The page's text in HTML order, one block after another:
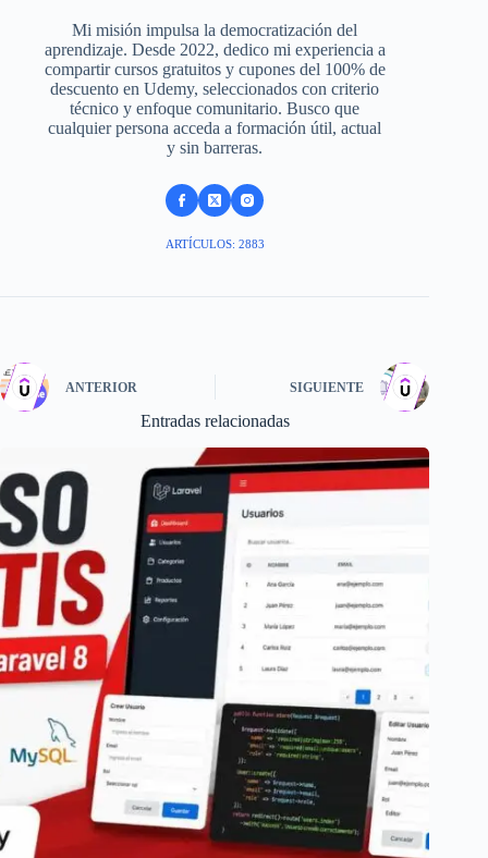
Mi misión impulsa la democratización del
aprendizaje. Desde 2022, dedico mi experiencia a
compartir cursos gratuitos y cupones del 100% de
descuento en Udemy, seleccionados con criterio
técnico y enfoque comunitario. Busco que
cualquier persona acceda a formación útil, actual
y sin barreras.
ARTÍCULOS: 2883
ANTERIOR SIGUIENTE
Entradas relacionadas